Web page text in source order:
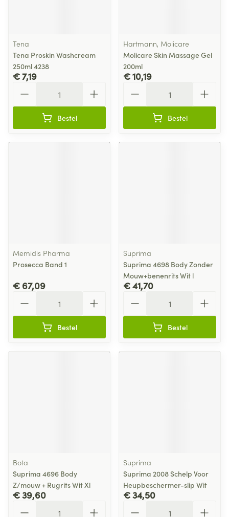
Tena
Tena Proskin Washcream
250ml 4238
€ 7,19
Bestel
Hartmann, Molicare
Molicare Skin Massage Gel
200ml
€ 10,19
Bestel
Memidis Pharma
Prosecca Band 1
€ 67,09
Bestel
Suprima
Suprima 4698 Body Zonder
Mouw+benenrits Wit l
€ 41,70
Bestel
Bota
Suprima 4696 Body
Z/mouw + Rugrits Wit Xl
€ 39,60
Suprima
Suprima 2008 Schelp Voor
Heupbeschermer-slip Wit
€ 34,50